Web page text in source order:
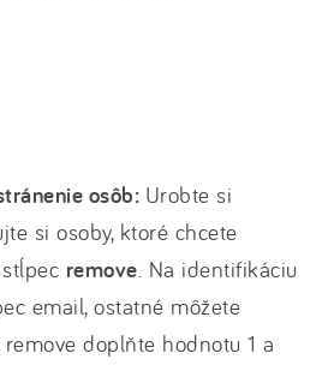
osôb: Urobte si
si osoby, ktoré chcete
remove. Na identifikáciu
email, ostatné môžete
doplňte hodnotu 1 a